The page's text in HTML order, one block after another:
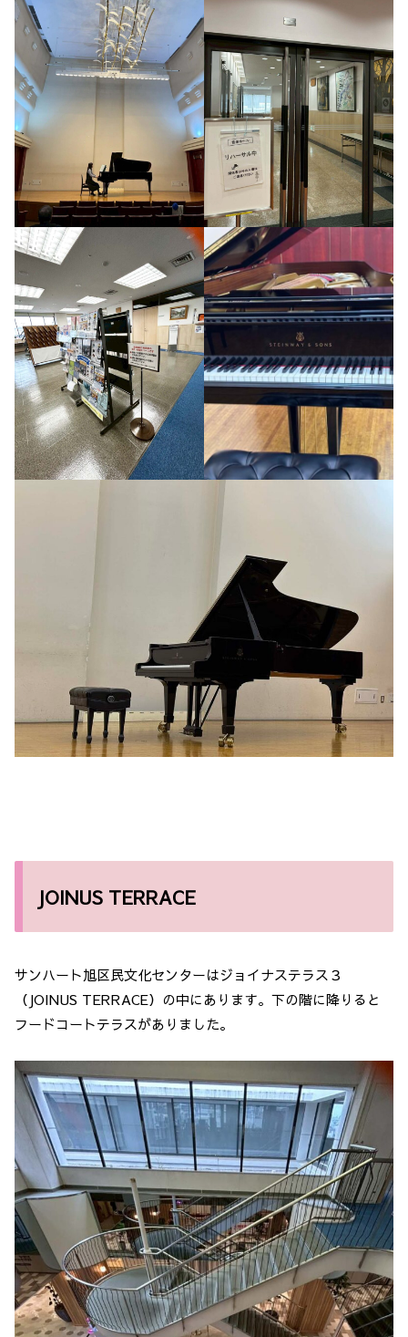
JOINUS TERRACE
サンハート旭区民文化センターはジョイナステラス３
（JOINUS TERRACE）の中にあります。下の階に降りると
フードコートテラスがありました。